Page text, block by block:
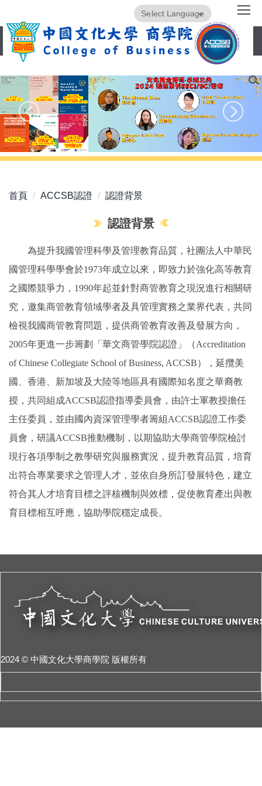
到
主
要
容
Translate
首頁 ACCSB認證 認證背景
認證背景
為提升我國管理科學及管理教育品質，社團法人中華民
國管理科學學會於1973年成立以來，即致力於強化高等教育
之國際競爭力， 1990年起並針對商管教育之現況進行相關研
究，邀集商管教育領域學者及具管理實務之業界代表，共同
檢視我國商管教育問題，提供商管教育改善及發展方向，
2005年更進一步籌劃「華文商管學院認證」（Accreditation
of Chinese Collegiate School of Business, ACCSB），延攬美
國、香港、新加坡及大陸等地區具有國際知名度之華裔教
授，共同組成ACCSB認證指導委員會，由許士軍教授擔任
主任委員，並由國內資深管理學者籌組 ACCSB認證工作委
員會，研議ACCSB推動機制，以期協助大學商管學院檢討
現行各項學制之教學研究與服務實況，提升教育品質，培育
出符合專業要求之管理人才，並依自身所訂發展特色，建立
符合其人才培育目標之評核機制與效標，促使教育產出與教
育目標相互呼應，協助學院穩定成長。
2024 © 中國文化大學商學院 版權所有